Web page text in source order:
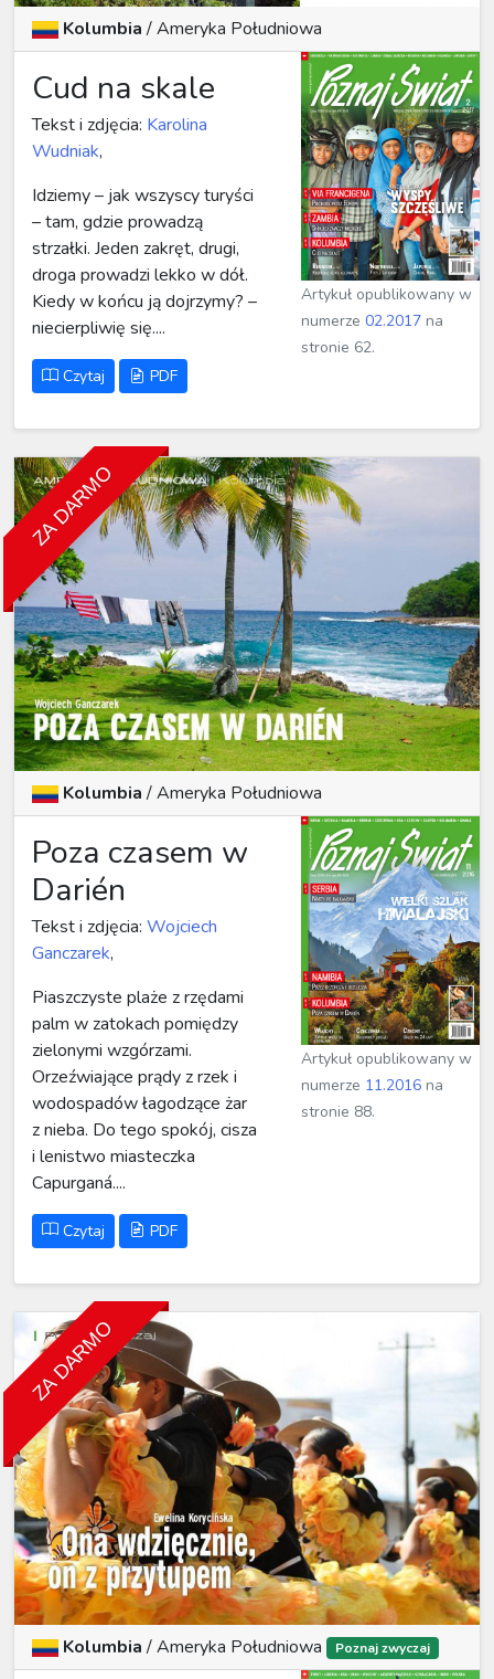
Kolumbia/Ameryka Południowa
Cud na skale
Tekst i zdjęcia: Karolina
Wudniak,
Idziemy – jak wszyscy turyści
– tam, gdzie prowadzą
strzałki. Jeden zakręt, drugi,
droga prowadzi lekko w dół.
Kiedy w końcu ją dojrzymy? –
niecierpliwię się....
Czytaj PDF
Artykuł opublikowany w
numerze02.2017 na
stronie 62.
ZA DARMO
Kolumbia/Ameryka Południowa
Poza czasem w
Darién
Tekst i zdjęcia: Wojciech
Ganczarek,
Piaszczyste plaże z rzędami
palm w zatokach pomiędzy
zielonymi wzgórzami.
Orzeźwiające prądy z rzek i
wodospadów łagodzące żar
z nieba. Do tego spokój, cisza
i lenistwo miasteczka
Capurganá....
Czytaj PDF
Artykuł opublikowany w
numerze 11.2016 na
stronie 88.
ZA DARMO
Kolumbia/Ameryka Południowa Poznaj zwyczaj